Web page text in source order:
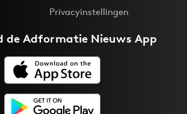
Privacyinstellingen
deAdformatie Nieuws App